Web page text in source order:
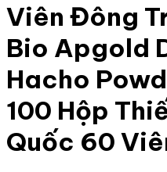
Viên Đông
Bio Apgold
Hacho
100 Hộp
Quốc 60